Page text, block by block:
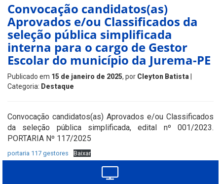
Convocação candidatos(as)
Aprovados e/ou Classificados da
seleção pública simplificada
interna para o cargo de Gestor
Escolar do município da Jurema-PE
Publicado em 15 de janeiro de 2025, por Cleyton Batista
Categoria: Destaque
Convocação candidatos(as) Aprovados e/ou Classificados
da seleção pública simplificada, edital nº 001/2023.
PORTARIA Nº 117/2025
portaria 117 gestores Baixar